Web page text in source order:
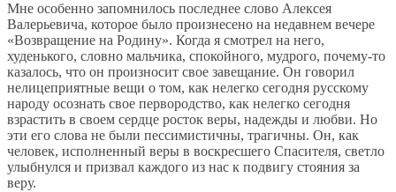
Мне особенно запомнилось последнее слово Алексея
Валерьевича, которое было произнесено на недавнем вечере
«Возвращение на Родину». Когда я смотрел на него,
худенького, словно мальчика, спокойного, мудрого, почему-то
казалось, что он произносит свое завещание. Он говорил
нелицеприятные вещи о том, как нелегко сегодня русскому
народу осознать свое первородство, как нелегко сегодня
взрастить в своем сердце росток веры, надежды и любви. Но
эти его слова не были пессимистичны, трагичны. Он, как
человек, исполненный веры в воскресшего Спасителя, светло
улыбнулся и призвал каждого из нас к подвигу стояния за
веру.